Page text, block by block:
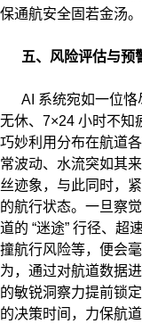
保通航安全固若金汤。
五、风险评估与预
AI 系统宛如一位
无休、7×24 小时不知
巧妙利用分布在航道
常波动、水流突如其
丝迹象，与此同时，
的航行状态。一旦察
道的 “迷途” 行径、超
撞航行风险等，便会
为，通过对航道数据
的敏锐洞察力提前锁
的决策时间，力保航